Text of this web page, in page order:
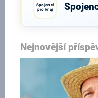
Spojenci
pro kraj
Nejnovější